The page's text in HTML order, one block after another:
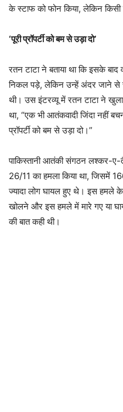
के स्टाफ को फोन किया, लेकिन किसी
‘पूरी प्रॉपर्टी को बम से उड़ा दो’
रतन टाटा ने बताया था कि इसके
निकल पड़े, लेकिन उन्हें अंदर जाने से
थी। उस इंटरव्यू में रतन टाटा ने
था, “एक भी आतंकवादी जिंदा नहीं
प्रॉपर्टी को बम से उड़ा दो।”
पाकिस्तानी आतंकी संगठन लश्कर-
26/11 का हमला किया था, जिसमें
ज्यादा लोग घायल हुए थे। इस हमले
खोलने और इस हमले में मारे गए या
की बात कही थी।